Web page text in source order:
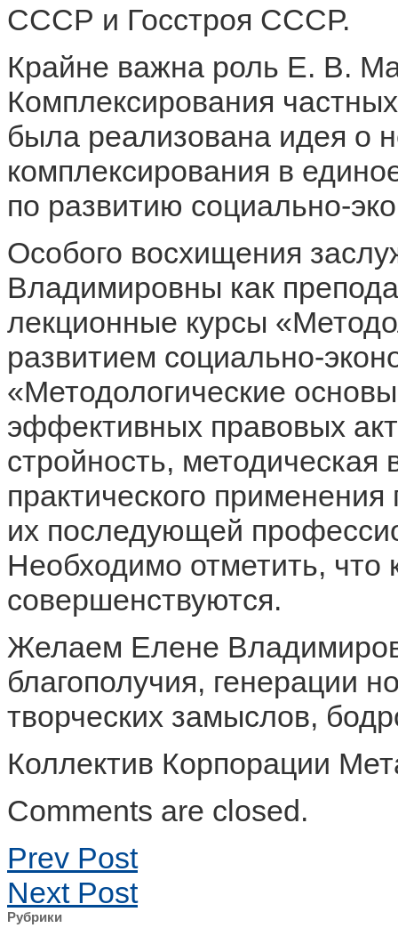
СССР и Госстроя СССР.
Крайне важна роль Е. В.
Комплексирования
была реализована идея о
комплексирования в
по развитию социально-
Особого восхищения
Владимировны как
лекционные курсы
развитием социально-
«Методологические
эффективных правовых
стройность,
практического
их последующей
Необходимо отметить, что
совершенствуются.
Желаем Елене
благополучия, генерации
творческих замыслов,
Коллектив Корпорации
Comments are closed.
Prev Post
Next Post
Рубрики